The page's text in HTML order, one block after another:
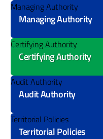
Managing Authority
Managing Authority
Certifying Authority
Certifying Authority
Audit Authority
Audit Authority
Territorial Policies
Territorial Policies